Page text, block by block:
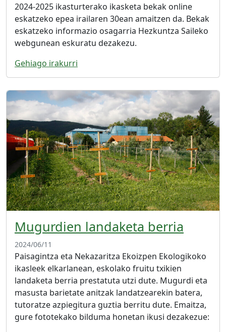
2024-2025 ikasturterako ikasketa bekak online
eskatzeko epea irailaren 30ean amaitzen da. Bekak
eskatzeko informazio osagarria Hezkuntza Saileko
webgunean eskuratu dezakezu.
Gehiago irakurri
Mugurdien landaketa berria
2024/06/11
Paisagintza eta Nekazaritza Ekoizpen Ekologikoko
ikasleek elkarlanean, eskolako fruitu txikien
landaketa berria prestatuta utzi dute. Mugurdi eta
masusta barietate anitzak landatzearekin batera,
tutoratze azpiegitura guztia berritu dute. Emaitza,
gure fototekako bilduma honetan ikusi dezakezue: